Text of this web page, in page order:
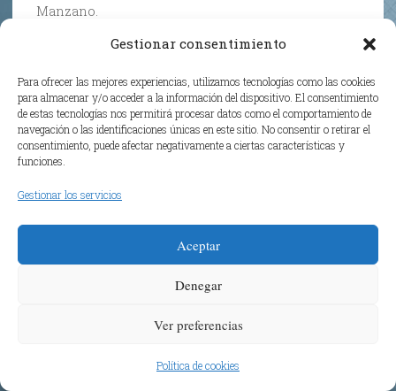
Gestionar consentimiento
Para ofrecer las mejores experiencias, utilizamos tecnologías como las cookies
para almacenar y/o acceder a la información del dispositivo. El consentimiento
de estas tecnologías nos permitirá procesar datos como el comportamiento de
navegación o las identificaciones únicas en este sitio. No consentir o retirar el
consentimiento, puede afectar negativamente a ciertas características y
funciones.
Gestionar los servicios
Aceptar
Denegar
Ver preferencias
Política de cookies
Manzano.
Ostane
ABRIL 13, 2025 A LAS 3:15 PM
ABRIL 13, 2025 A LAS 3:16 PM